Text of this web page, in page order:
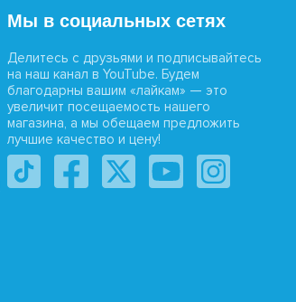
Мы в социальных сетях
Делитесь с друзьями и подписывайтесь
на наш канал в YouTube. Будем
благодарны вашим «лайкам» — это
увеличит посещаемость нашего
магазина, а мы обещаем предложить
лучшие качество и цену!